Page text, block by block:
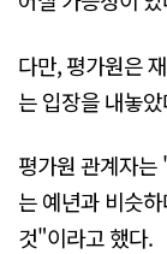
다만, 평가원은
는 입장을 내놓
평가원 관계자
는 예년과 비슷
것"이라고 했다.